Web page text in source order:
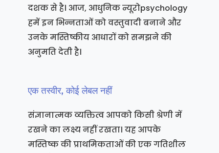
दशक से है। आज, आधुनिक न्यूरोpsychology
हमें इन भिन्नताओं को वस्तुवादी बनाने और
उनके मस्तिष्कीय आधारों को समझने की
अनुमति देती है।
एक तस्वीर, कोई लेबल नहीं
संज्ञानात्मक व्यक्तित्व आपको किसी श्रेणी में
रखने का लक्ष्य नहीं रखता। यह आपके
मस्तिष्क की प्राथमिकताओं की एक गतिशील